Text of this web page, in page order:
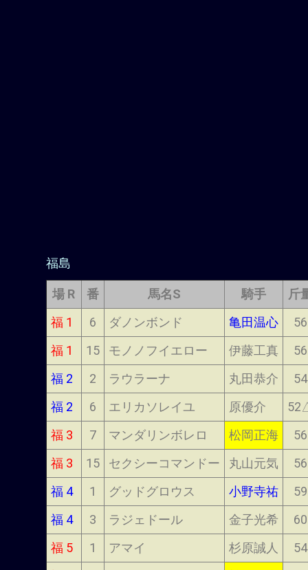
福島
場 R 番 馬名S 騎手
斤
福 1
6 ダノンボンド 亀田温心
56
福 1
15 モノノフイエロー 伊藤工真
56
福 2
2 ラウラーナ 丸田恭介
54
福 2
6 エリカソレイユ 原優介
福 3
7 マンダリンボレロ 松岡正海
56
福 3
15 セクシーコマンドー 丸山元気
56
福 4
1 グッドグロウス 小野寺祐
59
福 4
3 ラジェドール 金子光希
60
福 5
1 アマイ 杉原誠人
54